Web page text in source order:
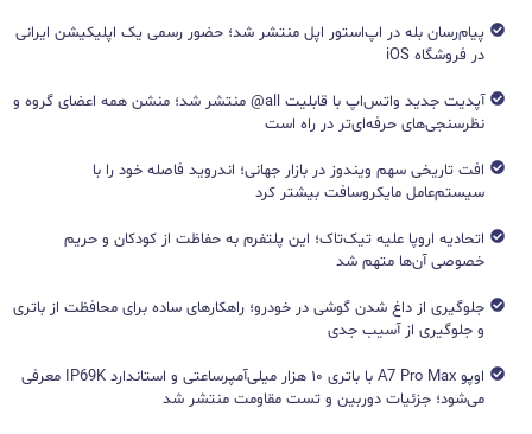
پیام‌رسان بله در اپ‌استور اپل منتشر شد؛ حضور رسمی یک اپلیکیشن ایرانی
در فروشگاه iOS
آپدیت جدید واتس‌اپ با قابلیت all@ منتشر شد؛ منشن همه اعضای گروه و
نظرسنجی‌های حرفه‌ای‌تر در راه است
افت تاریخی سهم ویندوز در بازار جهانی؛ اندروید فاصله خود را با
سیستم‌عامل مایکروسافت بیشتر کرد
اتحادیه اروپا علیه تیک‌تاک؛ این پلتفرم به حفاظت از کودکان و حریم
خصوصی آن‌ها متهم شد
جلوگیری از داغ شدن گوشی در خودرو؛ راهکارهای ساده برای محافظت از باتری
و جلوگیری از آسیب جدی
اوپو A7 Pro Max با باتری ۱۰ هزار میلی‌آمپرساعتی و استاندارد IP69K معرفی
می‌شود؛ جزئیات دوربین و تست مقاومت منتشر شد